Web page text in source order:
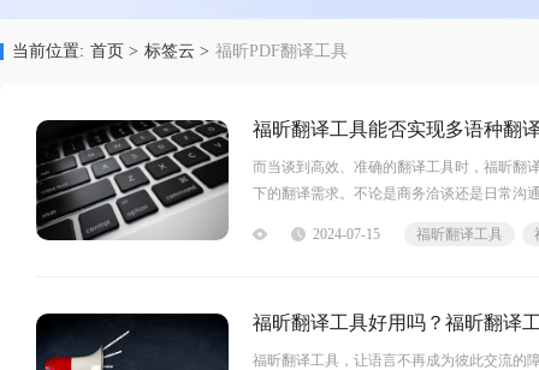
当前位置: 首页 > 标签云 > 福昕PDF翻译工具
福昕翻译工具能否实现多语种翻
而当谈到高效、准确的翻译工具时，福昕翻
下的翻译需求。不论是商务洽谈还是日常沟
能成为你最得力的助手。让我们一同探索这
2024-07-15 福昕翻译工具
福昕翻译工具好用吗？福昕翻译
福昕翻译工具，让语言不再成为彼此交流的